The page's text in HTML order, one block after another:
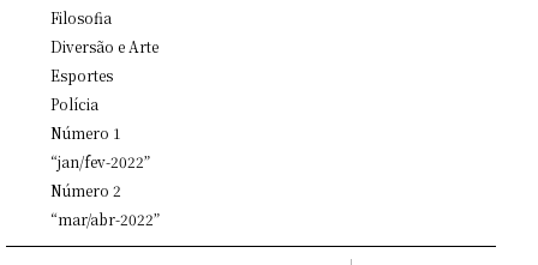
Filosofia
Diversão e Arte
Esportes
Polícia
Número 1
“jan/fev-2022”
Número 2
“mar/abr-2022”